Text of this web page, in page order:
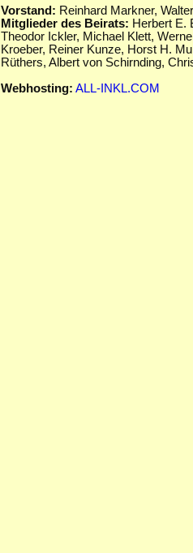
Vorstand: Reinhard Markner,
Mitglieder des Beirats: Herbert E.
Theodor Ickler, Michael Klett,
Kroeber, Reiner Kunze, Horst H.
Rüthers, Albert von Schirnding,
Webhosting: ALL-INKL.COM